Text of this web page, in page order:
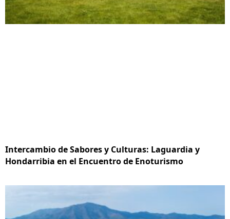
Intercambio de Sabores y Culturas: Laguardia y
Hondarribia en el Encuentro de Enoturismo